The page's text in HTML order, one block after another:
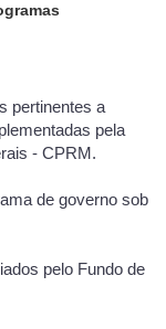
pertinentes a
pela
- CPRM.
de governo sob
pelo Fundo de